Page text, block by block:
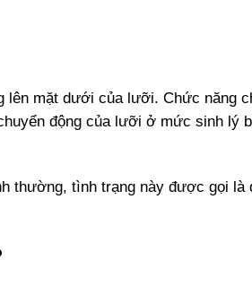
lên mặt dưới của lưỡi. Chức năng
động của lưỡi ở mức sinh lý
thường, tình trạng này được gọi là